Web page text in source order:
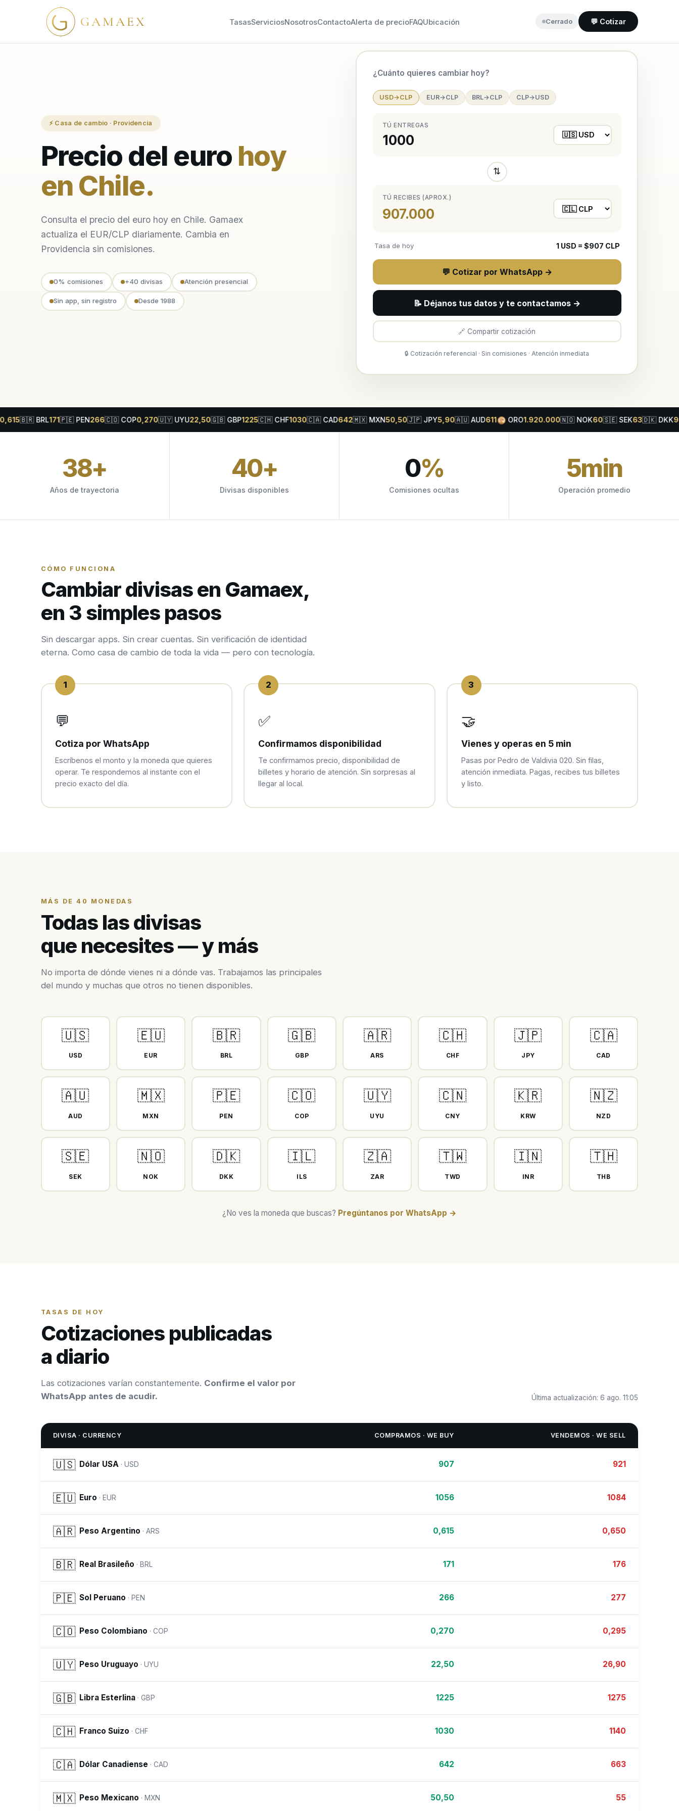
GAMAEX TasasServiciosNosotrosContactoAlerta de precioFAQUbicación Cerrado 💬 Cotizar
⚡ Casa de cambio · Providencia
Precio del euro hoy
en Chile.
Consulta el precio del euro hoy en Chile. Gamaex
actualiza el EUR/CLP diariamente. Cambia en
Providencia sin comisiones.
0% comisiones +40 divisas Atención presencial
Sin app, sin registro Desde 1988
¿Cuánto quieres cambiar hoy?
USD→CLP EUR→CLP BRL→CLP CLP→USD
TÚ ENTREGAS
⇅
TÚ RECIBES (APROX.)
907.000
Tasa de hoy 1 USD = $907 CLP
💬 Cotizar por WhatsApp →
📝 Déjanos tus datos y te contactamos →
🔗 Compartir cotización
🔒 Cotización referencial · Sin comisiones · Atención inmediata
BRL171🇵🇪 PEN266🇨🇴 COP0,270🇺🇾 UYU22,50🇬🇧 GBP1225🇨🇭 CHF1030🇨🇦 CAD642🇲🇽 MXN50,50🇯🇵 JPY5,90🇦🇺 AUD611 ORO1.920.000🇳🇴 NOK60 🇸🇪 SEK63🇩🇰 DKK94 🇨🇳
38+
Años de trayectoria
40+
Divisas disponibles
0%
Comisiones ocultas
5min
Operación promedio
CÓMO FUNCIONA
Cambiar divisas en Gamaex,
en 3 simples pasos
Sin descargar apps. Sin crear cuentas. Sin verificación de identidad
eterna. Como casa de cambio de toda la vida — pero con tecnología.
1
💬
Cotiza por WhatsApp
Escríbenos el monto y la moneda que quieres
operar. Te respondemos al instante con el
precio exacto del día.
2
✅
Confirmamos disponibilidad
Te confirmamos precio, disponibilidad de
billetes y horario de atención. Sin sorpresas al
llegar al local.
3
🤝
Vienes y operas en 5 min
Pasas por Pedro de Valdivia 020. Sin filas,
atención inmediata. Pagas, recibes tus billetes
y listo.
MÁS DE 40 MONEDAS
Todas las divisas
que necesites — y más
No importa de dónde vienes ni a dónde vas. Trabajamos las principales
del mundo y muchas que otros no tienen disponibles.
🇺🇸
USD
🇪🇺
EUR
🇧🇷
BRL
🇬🇧
GBP
🇦🇷
ARS
🇨🇭
CHF
🇯🇵
JPY
🇨🇦
CAD
🇦🇺
AUD
🇲🇽
MXN
🇵🇪
PEN
🇨🇴
COP
🇺🇾
UYU
🇨🇳
CNY
🇰🇷
KRW
🇳🇿
NZD
🇸🇪
SEK
🇳🇴
NOK
🇩🇰
DKK
🇮🇱
ILS
🇿🇦
ZAR
🇹🇼
TWD
🇮🇳
INR
🇹🇭
THB
¿No ves la moneda que buscas? Pregúntanos por WhatsApp →
TASAS DE HOY
Cotizaciones publicadas
a diario
Las cotizaciones varían constantemente. Confirme el valor por
WhatsApp antes de acudir.
Última actualización:6 ago. 11:05
DIVISA · CURRENCY COMPRAMOS · WE BUY VENDEMOS · WE SELL
🇺🇸 Dólar USA · USD 907 921
🇪🇺 Euro · EUR 1056 1084
🇦🇷 Peso Argentino · ARS 0,615 0,650
🇧🇷 Real Brasileño · BRL 171 176
🇵🇪 Sol Peruano · PEN 266 277
🇨🇴 Peso Colombiano · COP 0,270 0,295
🇺🇾 Peso Uruguayo · UYU 22,50 26,90
🇬🇧 Libra Esterlina · GBP 1225 1275
🇨🇭 Franco Suizo · CHF 1030 1140
🇨🇦 Dólar Canadiense · CAD 642 663
🇲🇽 Peso Mexicano · MXN 50,50 55